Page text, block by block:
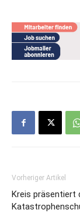
Vorheriger Artikel
Kreis präsentiert